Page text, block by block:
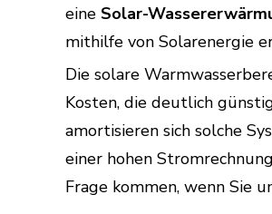
MEDIENZENTRUM
KONTAKTIEREN SIE UNS
eine Solar-
mithilfe von Solarenergie
Die solare
Kosten, die deutlich
amortisieren sich solche
einer hohen
Frage kommen, wenn Sie